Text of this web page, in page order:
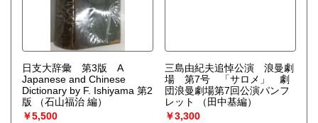
日支大辞彙 第3版 A
Japanese and Chinese
Dictionary by F. Ishiyama 第2
版
（石山福治 編）
￥5,500
三島由紀夫追悼公演 浪曼劇
場 第7号 「サロメ」 劇
団浪曼劇場第7回公演パンフ
レット
（田中基編）
￥3,300